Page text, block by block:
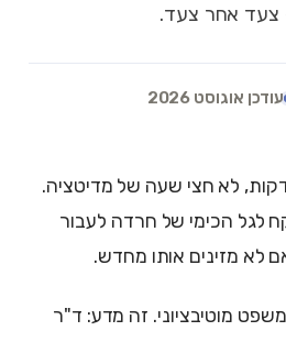
אחר צעד.
עודכן אוגוסט 2026
שניות. לא 90 דקות, לא חצי שעה של מדיטציה.
לגל הכימי של חרדה לעבור
לא מזינים אותו מחדש.
משפט מוטיבציוני. זה מדע: ד"ר